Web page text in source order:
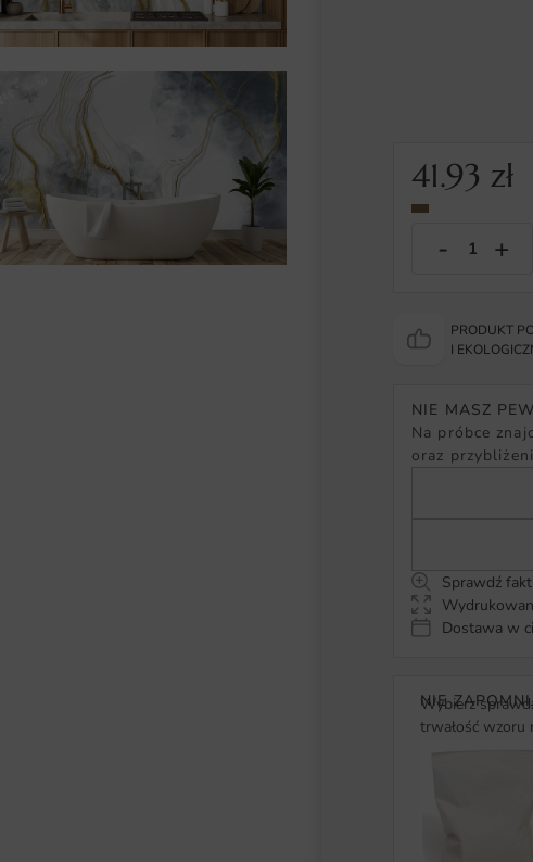
41.93zł
PRODUKT
I
NIE MASZ
Na próbce
oraz
Sprawdź
Dostawa w
NIE
Wybierz
trwałość wzoru